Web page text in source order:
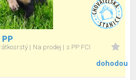
Na prodej s PP FCI
dohodou